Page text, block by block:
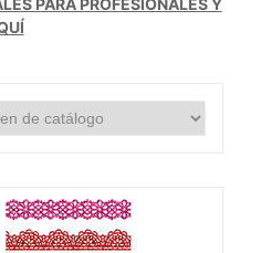
PARA PROFESIONALES Y